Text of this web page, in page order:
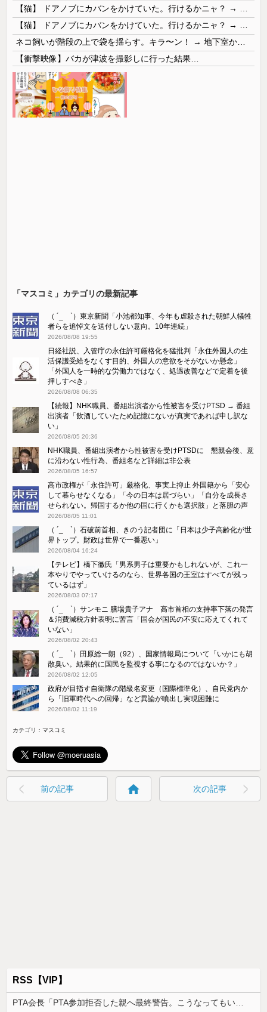
【衝撃映像】バカが津波を撮影しに行った結果…
「マスコミ」カテゴリの最新記事
（ ´_ゝ`）東京新聞「小池都知事、今年も虐殺された朝鮮人犠牲
者らを追悼文を送付しない意向。10年連続」
2026/08/08 19:55
日経社説、入管庁の永住許可厳格化を猛批判「永住外国人の生
活保護受給をなくす目的、外国人の意欲をそがないか懸念」
「外国人を一時的な労働力ではなく、処遇改善などで定着を後
押しすべき」
2026/08/08 06:35
【続報】NHK職員、番組出演者から性被害を受けPTSD → 番組
出演者「飲酒していたため記憶にないが真実であれば申し訳な
い」
2026/08/05 20:36
NHK職員、番組出演者から性被害を受けPTSDに 懇親会後、意
に沿わない性行為、番組名など詳細は非公表
2026/08/05 16:57
高市政権が「永住許可」厳格化、事実上抑止 外国籍から「安心
して暮らせなくなる」「今の日本は居づらい」「自分を成長さ
せられない。帰国するか他の国に行くかも選択肢」と落胆の声
2026/08/05 11:01
（ ´_ゝ`）石破前首相、きのう記者団に「日本は少子高齢化が世
界トップ。財政は世界で一番悪い」
2026/08/04 16:24
【テレビ】橋下徹氏「男系男子は重要かもしれないが、これ一
本やりでやっていけるのなら、世界各国の王室はすべてが残っ
ているはず」
2026/08/03 07:17
（ ´_ゝ`）サンモニ 膳場貴子アナ 高市首相の支持率下落の発言
＆消費減税方針表明に苦言「国会が国民の不安に応えてくれて
いない」
2026/08/02 20:43
（ ´_ゝ`）田原総一朗（92）、国家情報局について「いかにも胡
散臭い。結果的に国民を監視する事になるのではないか？」
2026/08/02 12:05
政府が目指す自衛隊の階級名変更（国際標準化）、自民党内か
ら「旧軍時代への回帰」など異論が噴出し実現困難に
2026/08/02 11:19
カテゴリ：マスコミ
前の記事 home 次の記事
RSS【VIP】